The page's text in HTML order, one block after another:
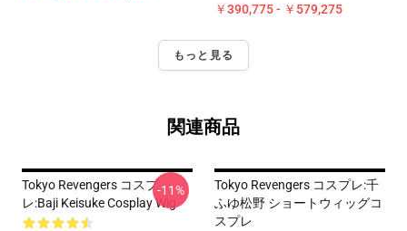
￥390,775 - ￥579,275
もっと見る
関連商品
Tokyo Revengers コスプ
レ:Baji Keisuke Cosplay Wig
-11%
Tokyo Revengers コスプレ:千
ふゆ松野 ショートウィッグコ
スプレ